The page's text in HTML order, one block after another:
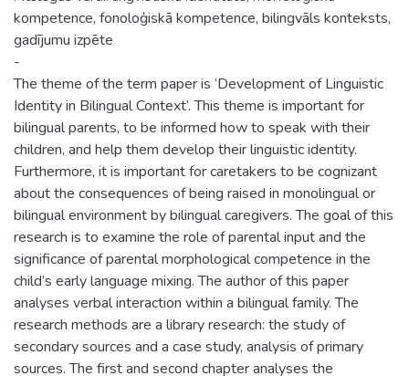
kompetence, fonoloģiskā kompetence, bilingvāls konteksts,
gadījumu izpēte
-
The theme of the term paper is ‘Development of Linguistic
Identity in Bilingual Context’. This theme is important for
bilingual parents, to be informed how to speak with their
children, and help them develop their linguistic identity.
Furthermore, it is important for caretakers to be cognizant
about the consequences of being raised in monolingual or
bilingual environment by bilingual caregivers. The goal of this
research is to examine the role of parental input and the
significance of parental morphological competence in the
child’s early language mixing. The author of this paper
analyses verbal interaction within a bilingual family. The
research methods are a library research: the study of
secondary sources and a case study, analysis of primary
sources. The first and second chapter analyses the